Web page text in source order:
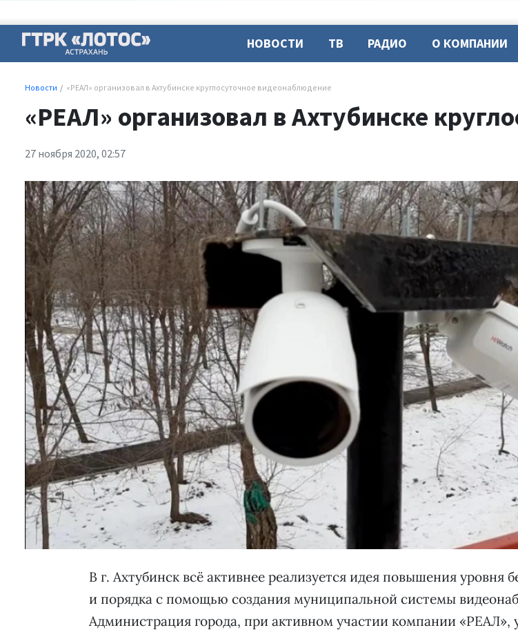
НОВОСТИ ТВ РАДИО О КОМПАНИИ
Новости «РЕАЛ» организовал в Ахтубинске круглосуточное видеонаблюдение
«РЕАЛ» организовал в Ахтубинске
27 ноября 2020, 02:57
В г. Ахтубинск всё активнее реализуется идея повышения уровня
и порядка с помощью создания муниципальной системы
Администрация города, при активном участии компании «РЕАЛ»,